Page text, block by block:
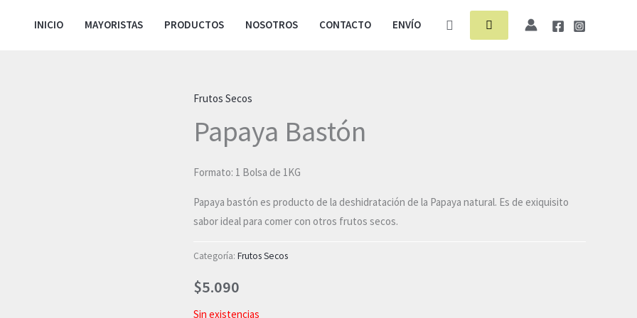
INICIO MAYORISTAS PRODUCTOS NOSOTROS CONTACTO ENVÍO Buscar
Frutos Secos
Papaya Bastón
Formato: 1 Bolsa de 1KG
Papaya bastón es producto de la deshidratación de la Papaya natural. Es de exiquisito
sabor ideal para comer con otros frutos secos.
Categoría: Frutos Secos
$5.090
Sin existencias